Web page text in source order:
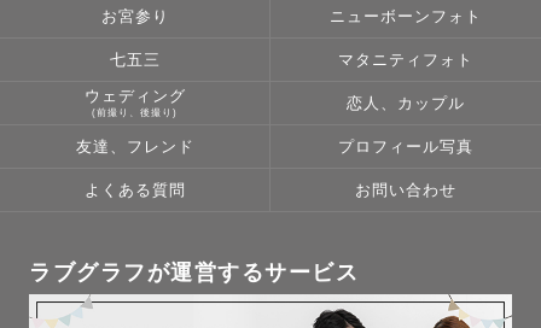
和装のマナーもバッチリ！
七五三・お宮参り撮影時にお母様がお着物を着る場合も
その都度お直ししております。
お宮参り ニューボーンフォト
七五三 マタニティフォト
ウェディング
(前撮り、後撮り)
恋人、カップル
友達、フレンド プロフィール写真
よくある質問 お問い合わせ
ラブグラフが運営するサービス